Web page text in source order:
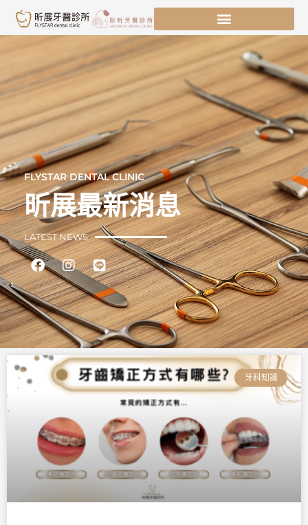
主
容
FLYSTAR DENTAL CLINIC
昕展最新消息
LATEST NEWS
FacebookInstagram
Line
牙科知識
頁
面
頁
面
頁
面
頁
面
頁
面
頁
面